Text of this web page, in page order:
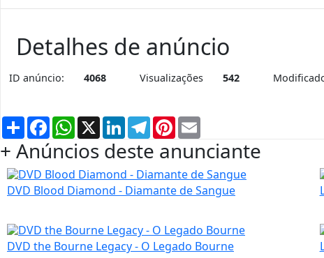
Detalhes de anúncio
ID anúncio: 4068 Visualizações 542
PartilharFacebookWhatsApp
X LinkedInTelegram
Pinterest
+ Anúncios deste anunciante
DVD Blood Diamond - Diamante de Sangue
DVD the Bourne Legacy - O Legado Bourne